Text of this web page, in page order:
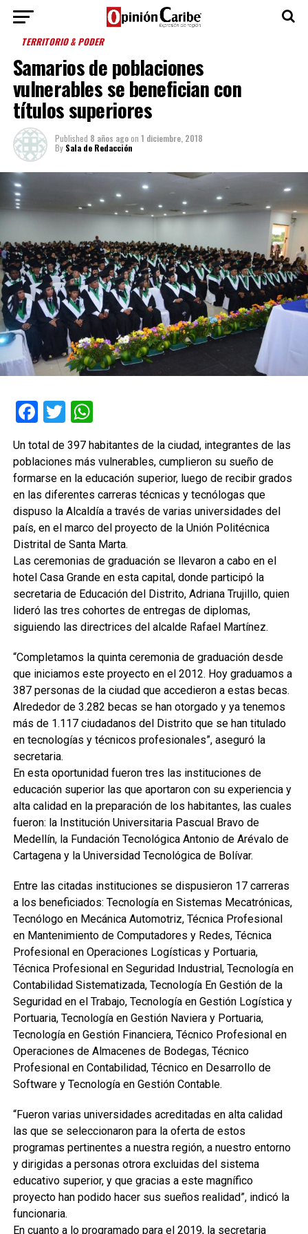
TERRITORIO & PODER
Samarios de poblaciones
vulnerables se benefician con
títulos superiores
Published 8 años agoon 1 diciembre, 2018
By Sala de Redacción
Facebook
TwitterWhatsApp
Un total de 397 habitantes de la ciudad, integrantes de las
poblaciones más vulnerables, cumplieron su sueño de
formarse en la educación superior, luego de recibir grados
en las diferentes carreras técnicas y tecnólogas que
dispuso la Alcaldía a través de varias universidades del
país, en el marco del proyecto de la Unión Politécnica
Distrital de Santa Marta.
Las ceremonias de graduación se llevaron a cabo en el
hotel Casa Grande en esta capital, donde participó la
secretaria de Educación del Distrito, Adriana Trujillo, quien
lideró las tres cohortes de entregas de diplomas,
siguiendo las directrices del alcalde Rafael Martínez.
“Completamos la quinta ceremonia de graduación desde
que iniciamos este proyecto en el 2012. Hoy graduamos a
387 personas de la ciudad que accedieron a estas becas.
Alrededor de 3.282 becas se han otorgado y ya tenemos
más de 1.117 ciudadanos del Distrito que se han titulado
en tecnologías y técnicos profesionales”, aseguró la
secretaria.
En esta oportunidad fueron tres las instituciones de
educación superior las que aportaron con su experiencia y
alta calidad en la preparación de los habitantes, las cuales
fueron: la Institución Universitaria Pascual Bravo de
Medellín, la Fundación Tecnológica Antonio de Arévalo de
Cartagena y la Universidad Tecnológica de Bolívar.
Entre las citadas instituciones se dispusieron 17 carreras
a los beneficiados: Tecnología en Sistemas Mecatrónicas,
Tecnólogo en Mecánica Automotriz, Técnica Profesional
en Mantenimiento de Computadores y Redes, Técnica
Profesional en Operaciones Logísticas y Portuaria,
Técnica Profesional en Seguridad Industrial, Tecnología en
Contabilidad Sistematizada, Tecnología En Gestión de la
Seguridad en el Trabajo, Tecnología en Gestión Logística y
Portuaria, Tecnología en Gestión Naviera y Portuaria,
Tecnología en Gestión Financiera, Técnico Profesional en
Operaciones de Almacenes de Bodegas, Técnico
Profesional en Contabilidad, Técnico en Desarrollo de
Software y Tecnología en Gestión Contable.
“Fueron varias universidades acreditadas en alta calidad
las que se seleccionaron para la oferta de estos
programas pertinentes a nuestra región, a nuestro entorno
y dirigidas a personas otrora excluidas del sistema
educativo superior, y que gracias a este magnífico
proyecto han podido hacer sus sueños realidad”, indicó la
funcionaria.
En cuanto a lo programado para el 2019, la secretaria